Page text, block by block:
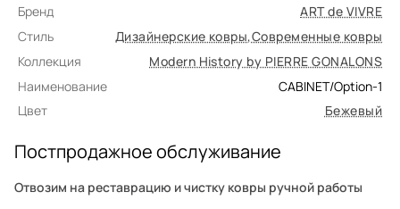
Бренд
ART de VIVRE
Стиль
Дизайнерские ковры,Современные ковры
Коллекция
Modern History by PIERRE GONALONS
Наименование
CABINET/Option-1
Цвет
Бежевый
Постпродажное обслуживание
Отвозим на реставрацию и чистку ковры ручной работы